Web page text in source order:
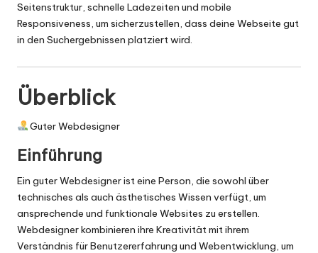
Seitenstruktur, schnelle Ladezeiten und mobile
Responsiveness, um sicherzustellen, dass deine Webseite gut
in den Suchergebnissen platziert wird.
Überblick
Guter Webdesigner
Einführung
Ein guter Webdesigner ist eine Person, die sowohl über
technisches als auch ästhetisches Wissen verfügt, um
ansprechende und funktionale Websites zu erstellen.
Webdesigner kombinieren ihre Kreativität mit ihrem
Verständnis für Benutzererfahrung und Webentwicklung, um